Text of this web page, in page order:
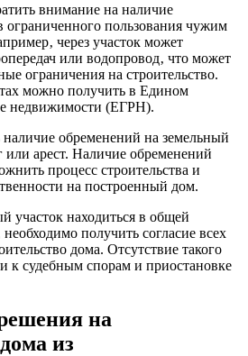
внимание на наличие
ограниченного пользования чужим
через участок может
или водопровод‚ что может
ограничения на строительство.
можно получить в Едином
недвижимости (ЕГРН).
обременений на земельный
или арест. Наличие обременений
процесс строительства и
на построенный дом.
участок находиться в общей
получить согласие всех
дома. Отсутствие такого
к судебным спорам и приостановке
на
из